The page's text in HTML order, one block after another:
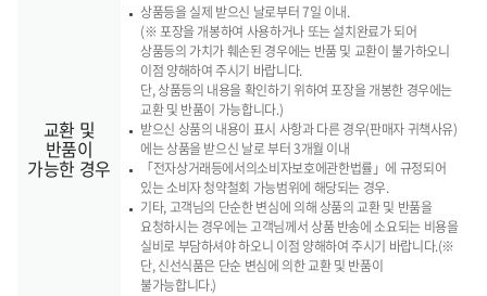
교환 및
반품이
가능한 경우
상품등을 실제 받으신 날로부터 7일 이내.
(※ 포장을 개봉하여 사용하거나 또는 설치완료가 되어
상품등의 가치가 훼손된 경우에는 반품 및 교환이 불가하오니
이점 양해하여 주시기 바랍니다.
단, 상품등의 내용을 확인하기 위하여 포장을 개봉한 경우에는
교환 및 반품이 가능합니다.)
받으신 상품의 내용이 표시 사항과 다른 경우(판매자 귀책사유)
에는 상품을 받으신 날로 부터 3개월 이내
「전자상거래등에서의소비자보호에관한법률」에 규정되어
있는 소비자 청약철회 가능범위에 해당되는 경우.
기타, 고객님의 단순한 변심에 의해 상품의 교환 및 반품을
요청하시는 경우에는 고객님께서 상품 반송에 소요되는 비용을
실비로 부담하셔야 하오니 이점 양해하여 주시기 바랍니다.(※
단, 신선식품은 단순 변심에 의한 교환 및 반품이
불가능합니다.)